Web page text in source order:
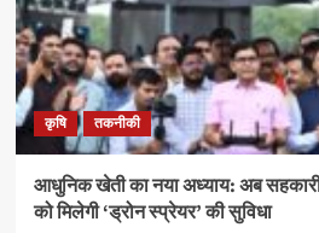
कृषि तकनीकी
आधुनिक खेती का नया अध्याय: अब सहकारी
को मिलेगी ‘ड्रोन स्प्रेयर’ की सुविधा